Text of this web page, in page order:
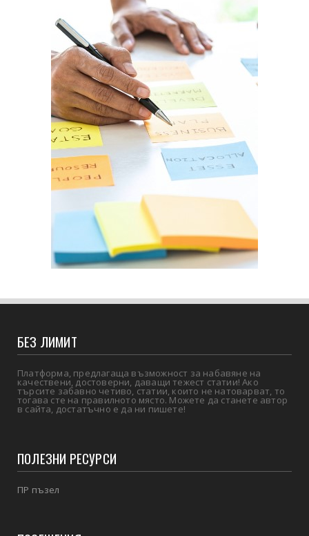
БЕЗ ЛИМИТ
Платформа, предлагаща възможност за набавяне на
качествени, достоверни, даващи тежест статии! Ако
търсите забавно четиво, статии, които не натоварват, то
тогава сте на правилното място. Можете да станете автор
в сайта, достатъчно е да ни пишете!
ПОЛЕЗНИ РЕСУРСИ
ПР пъзел